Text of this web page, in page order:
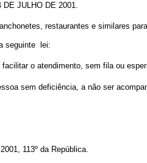
DE JULHO DE 2001.
restaurantes e similares
seguinte lei:
o atendimento, sem fila ou
sem deficiência, a não ser
113º da República.